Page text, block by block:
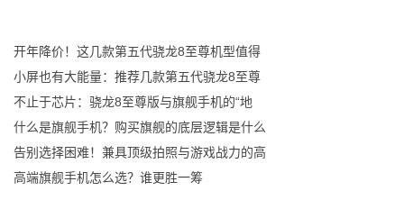
开年降价！这几款第五代骁龙8至尊机型值得
小屏也有大能量：推荐几款第五代骁龙8至尊
不止于芯片：骁龙8至尊版与旗舰手机的“地
什么是旗舰手机？购买旗舰的底层逻辑是什么
告别选择困难！兼具顶级拍照与游戏战力的高
高端旗舰手机怎么选？谁更胜一筹